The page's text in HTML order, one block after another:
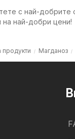
с най-добрите
на най-добри цени!
продукти Магданоз